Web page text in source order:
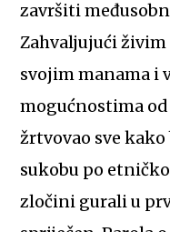
završiti
Zahvaljujući
svojim manama i
mogućnostima
žrtvovao sve
sukobu po
zločini gurali u